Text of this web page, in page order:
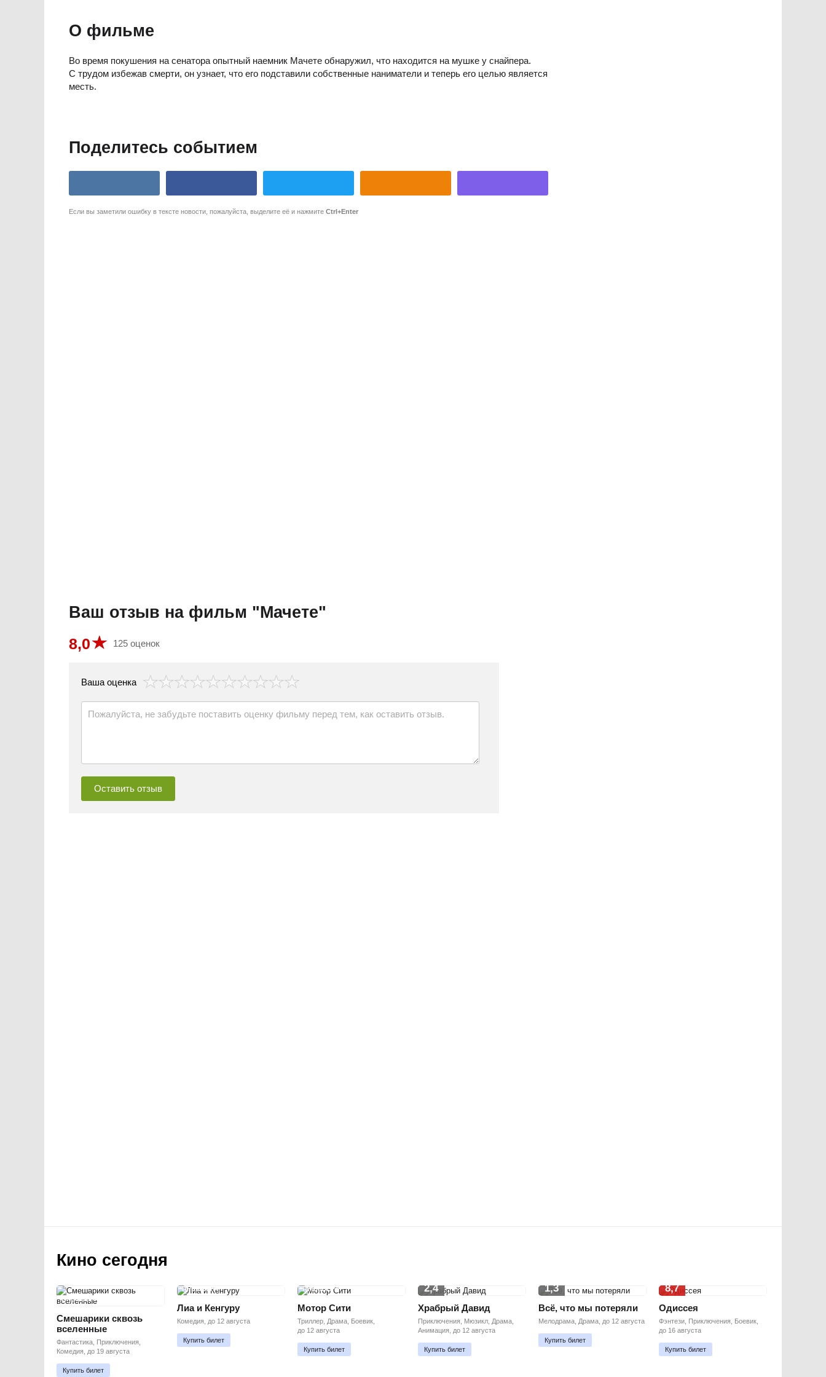
О фильме
Во время покушения на сенатора опытный наемник Мачете обнаружил, что находится на мушке у снайпера.
С трудом избежав смерти, он узнает, что его подставили собственные наниматели и теперь его целью является
месть.
Поделитесь событием
Если вы заметили ошибку в тексте новости, пожалуйста, выделите её и нажмите Ctrl+Enter
Ваш отзыв на фильм "Мачете"
8,0 125 оценок
Ваша оценка
Кино сегодня
ПРЕМЬЕРА
Смешарики сквозь
вселенные
Фантастика, Приключения,
Комедия, до 19 августа
Купить билет
ПРЕМЬЕРА
Лиа и Кенгуру
Комедия, до 12 августа
Купить билет
ПРЕМЬЕРА
Мотор Сити
Триллер, Драма, Боевик,
до 12 августа
Купить билет
2,4
Храбрый Давид
Приключения, Мюзикл, Драма,
Анимация, до 12 августа
Купить билет
1,3
Всё, что мы потеряли
Мелодрама, Драма, до 12 августа
Купить билет
8,7
Одиссея
Фэнтези, Приключения, Боевик,
до 16 августа
Купить билет